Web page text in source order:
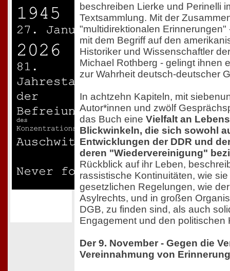
beschreiben Lierke und Perinelli
Textsammlung. Mit der
"multidirektionalen
mit dem Begriff auf den
Historiker und Wissenschaftler
Michael Rothberg - gelingt ihnen
zur Wahrheit deutsch-deutscher
In achtzehn Kapiteln, mit
Autor*innen und zwölf
das Buch eine Vielfalt an
Blickwinkeln, die sich sowohl
Entwicklungen der DDR und
deren "Wiedervereinigung"
Rückblick auf ihr Leben,
rassistische Kontinuitäten, wie
gesetzlichen Regelungen, wie
Asylrechts, und in großen
DGB, zu finden sind, als auch
Engagement und den politischen
Der 9. November - Gegen die
Vereinnahmung von